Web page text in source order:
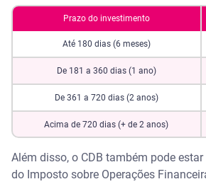
Prazo do investimento
Até 180 dias (6 meses)
De 181 a 360 dias (1 ano)
De 361 a 720 dias (2 anos)
Acima de 720 dias (+ de 2 anos)
Além disso, o CDB também pode
do Imposto sobre Operações